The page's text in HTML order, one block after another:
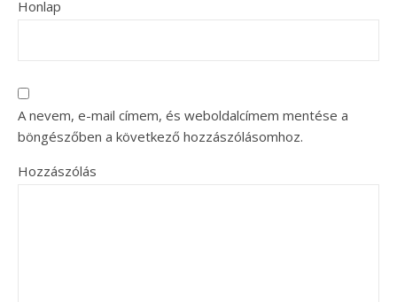
Honlap
A nevem, e-mail címem, és weboldalcímem mentése a
böngészőben a következő hozzászólásomhoz.
Hozzászólás